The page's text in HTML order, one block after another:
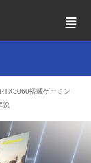
RTX3060搭載ゲーミン
説